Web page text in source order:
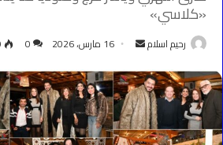
«كلاسي»
رحيم اسلام
أرسل
إلكترونيا
16 مارس، 2026 0